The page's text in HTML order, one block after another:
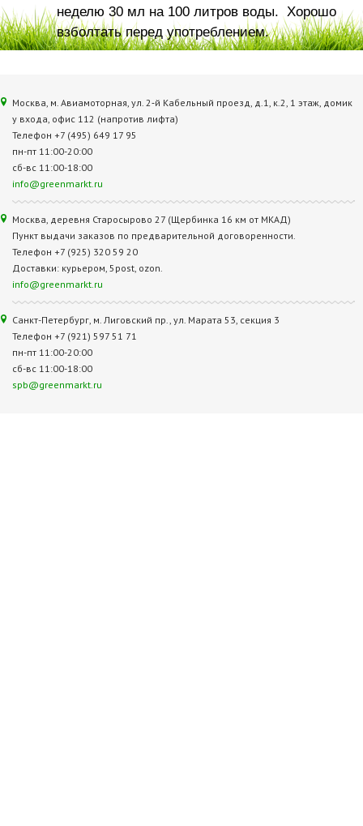
неделю 30 мл на 100 литров воды. Хорошо
взболтать перед употреблением.
Москва, м. Авиамоторная, ул. 2‑й Кабельный проезд, д.1, к.2, 1 этаж, домик
у входа, офис 112 (напротив лифта)
Телефон +7 (495) 649 17 95
пн-пт 11:00-20:00
сб-вс 11:00-18:00
info@greenmarkt.ru
Москва, деревня Старосырово 27 (Щербинка 16 км от МКАД)
Пункт выдачи заказов по предварительной договоренности.
Телефон +7 (925) 320 59 20
Доставки: курьером, 5post, ozon.
info@greenmarkt.ru
Санкт-Петербург, м. Лиговский пр., ул. Марата 53, секция 3
Телефон +7 (921) 597 51 71
пн-пт 11:00-20:00
сб-вс 11:00-18:00
spb@greenmarkt.ru